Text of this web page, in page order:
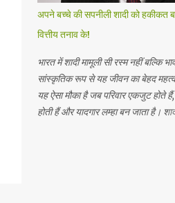
अंकित मूल्य के इक्विटी शेयर शामिल हैं।
वेंचर्स लिमिटेड ने शुद्ध आय से 1121.276
अनुमानित राशि का उपयोग करने का
कंपनी और महत्वपूर्ण सहायक कंपनियों ...
अपने बच्चे की सपनीली शादी को हकीकत
वित्तीय तनाव के!
भारत में शादी मामूली सी रस्म नहीं बल्कि
सांस्कृतिक रूप से यह जीवन का बेहद
यह ऐसा मौका है जब परिवार एकजुट होते
होती हैं और यादगार लम्हा बन जाता है।